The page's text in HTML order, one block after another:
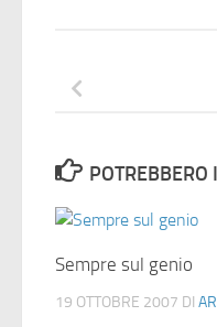
POTREBBERO
Sempre sul genio
19 OTTOBRE 2007 DI